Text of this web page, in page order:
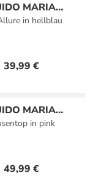
MARIA
in hellblau
39,99 €
MARIA
in pink
49,99 €